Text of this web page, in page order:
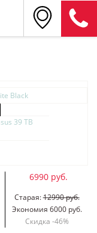
6990 руб.
Старая:12990 руб.
Экономия 6000 руб.
Скидка -46%